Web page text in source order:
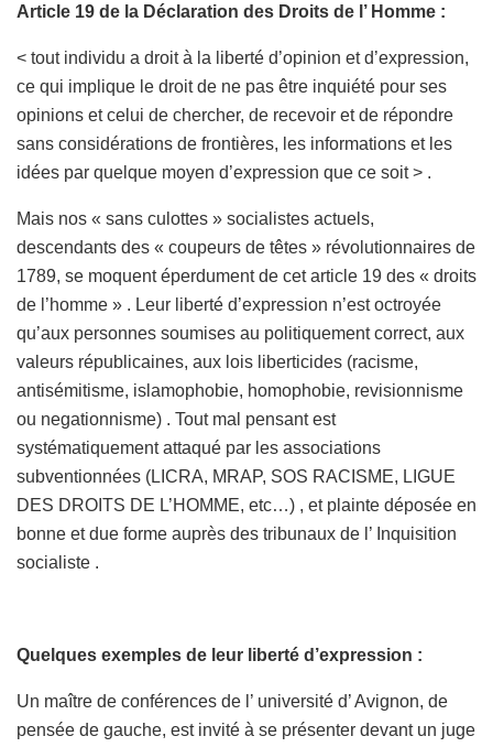
Article 19 de la Déclaration des Droits de l’ Homme :
< tout individu a droit à la liberté d’opinion et d’expression,
ce qui implique le droit de ne pas être inquiété pour ses
opinions et celui de chercher, de recevoir et de répondre
sans considérations de frontières, les informations et les
idées par quelque moyen d’expression que ce soit > .
Mais nos « sans culottes » socialistes actuels,
descendants des « coupeurs de têtes » révolutionnaires de
1789, se moquent éperdument de cet article 19 des « droits
de l’homme » . Leur liberté d’expression n’est octroyée
qu’aux personnes soumises au politiquement correct, aux
valeurs républicaines, aux lois liberticides (racisme,
antisémitisme, islamophobie, homophobie, revisionnisme
ou negationnisme) . Tout mal pensant est
systématiquement attaqué par les associations
subventionnées (LICRA, MRAP, SOS RACISME, LIGUE
DES DROITS DE L’HOMME, etc…) , et plainte déposée en
bonne et due forme auprès des tribunaux de l’ Inquisition
socialiste .
Quelques exemples de leur liberté d’expression :
Un maître de conférences de l’ université d’ Avignon, de
pensée de gauche, est invité à se présenter devant un juge